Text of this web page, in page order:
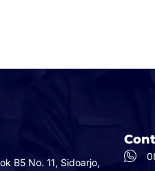
B5 No. 11, Sidoarjo,